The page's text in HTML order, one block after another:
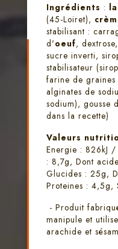
Ingrédients :
(45-Loiret),
stabilisant :
d'oeuf,
sucre inverti,
stabilisateur
farine de
alginates de
sodium), gousse
dans la recette)
Valeurs
Energie : 826kJ /
: 8,7g, Dont
Glucides : 25g,
Proteines : 4,5g,
- Produit
manipule et
arachide et